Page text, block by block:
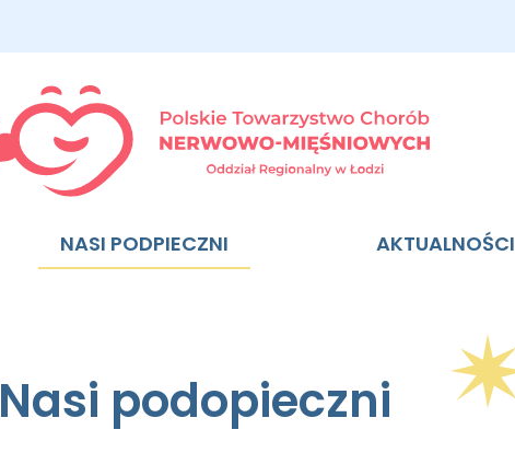
NASI PODPIECZNI AKTUALNOŚCI
Nasi podopieczni